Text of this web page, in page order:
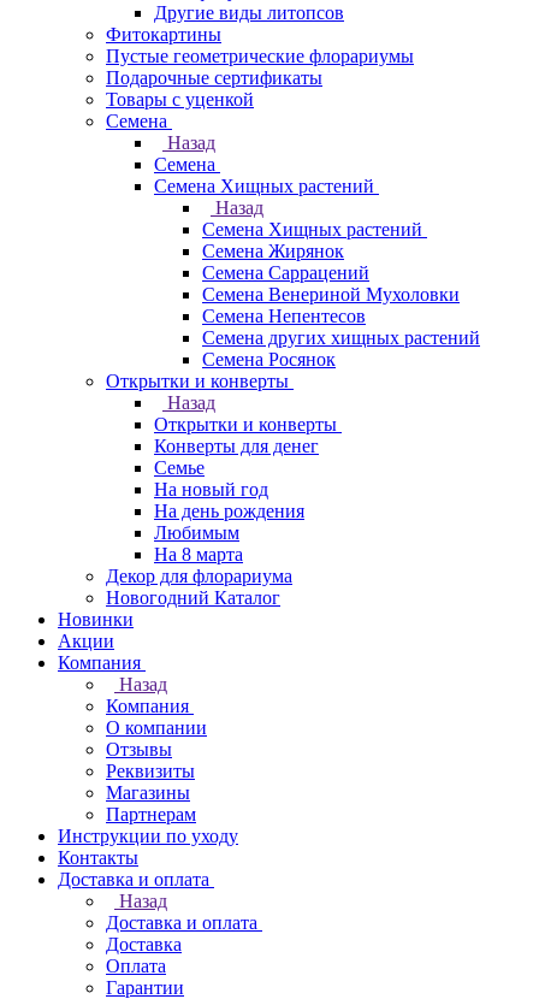
Другие виды литопсов
Фитокартины
Пустые геометрические флорариумы
Подарочные сертификаты
Товары с уценкой
Семена
Назад
Семена
Семена Хищных растений
Назад
Семена Хищных растений
Семена Жирянок
Семена Саррацений
Семена Венериной Мухоловки
Семена Непентесов
Семена других хищных растений
Семена Росянок
Открытки и конверты
Назад
Открытки и конверты
Конверты для денег
Семье
На новый год
На день рождения
Любимым
На 8 марта
Декор для флорариума
Новогодний Каталог
Новинки
Акции
Компания
Назад
Компания
О компании
Отзывы
Реквизиты
Магазины
Партнерам
Инструкции по уходу
Контакты
Доставка и оплата
Назад
Доставка и оплата
Доставка
Оплата
Гарантии